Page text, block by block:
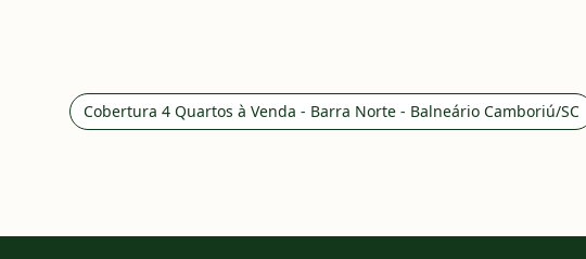
Cobertura 4 Quartos à Venda - Barra Norte - Balneário Camboriú/SC